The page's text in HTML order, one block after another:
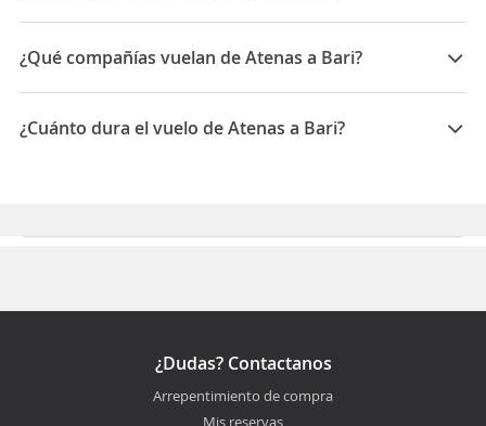
¿Qué compañías vuelan de Atenas a Bari?
Las compañías que vuelan de Atenas a Bari son:
Volotea, APG Airlines, Aegean Airlines, ITA Airways
¿Cuánto dura el vuelo de Atenas a Bari?
¿Dudas? Contactanos
Arrepentimiento de compra
Mis reservas